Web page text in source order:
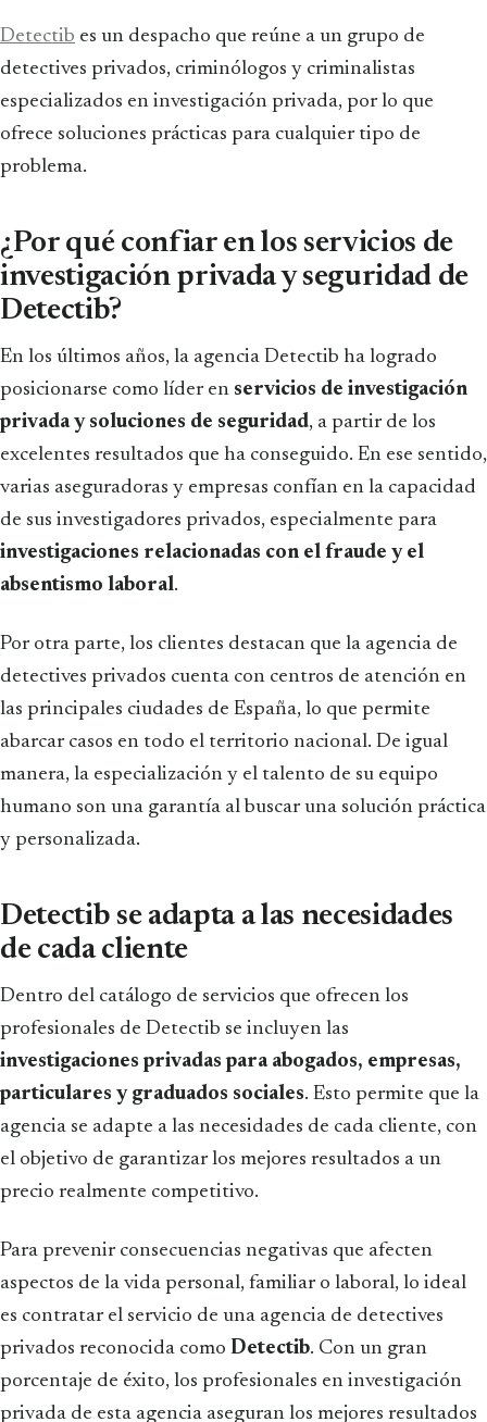
Detectib es un despacho que reúne a un grupo de
detectives privados, criminólogos y criminalistas
especializados en investigación privada, por lo que
ofrece soluciones prácticas para cualquier tipo de
problema.
¿Por qué confiar en los servicios de
investigación privada y seguridad de
Detectib?
En los últimos años, la agencia Detectib ha logrado
posicionarse como líder en servicios de investigación
privada y soluciones de seguridad, a partir de los
excelentes resultados que ha conseguido. En ese sentido,
varias aseguradoras y empresas confían en la capacidad
de sus investigadores privados, especialmente para
investigaciones relacionadas con el fraude y el
absentismo laboral.
Por otra parte, los clientes destacan que la agencia de
detectives privados cuenta con centros de atención en
las principales ciudades de España, lo que permite
abarcar casos en todo el territorio nacional. De igual
manera, la especialización y el talento de su equipo
humano son una garantía al buscar una solución práctica
y personalizada.
Detectib se adapta a las necesidades
de cada cliente
Dentro del catálogo de servicios que ofrecen los
profesionales de Detectib se incluyen las
investigaciones privadas para abogados, empresas,
particulares y graduados sociales. Esto permite que la
agencia se adapte a las necesidades de cada cliente, con
el objetivo de garantizar los mejores resultados a un
precio realmente competitivo.
Para prevenir consecuencias negativas que afecten
aspectos de la vida personal, familiar o laboral, lo ideal
es contratar el servicio de una agencia de detectives
privados reconocida como Detectib. Con un gran
porcentaje de éxito, los profesionales en investigación
privada de esta agencia aseguran los mejores resultados